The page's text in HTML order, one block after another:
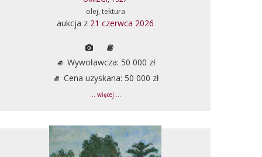
olej, tektura
aukcja z 21 czerwca 2026
Wywoławcza: 50 000 zł
Cena uzyskana: 50 000 zł
... więcej ...